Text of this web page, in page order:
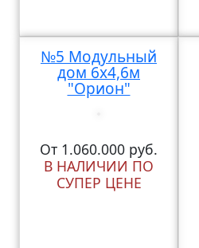
№5 Модульный
дом 6х4,6м
"Орион"
От 1.060.000 руб.
В НАЛИЧИИ ПО
СУПЕР ЦЕНЕ